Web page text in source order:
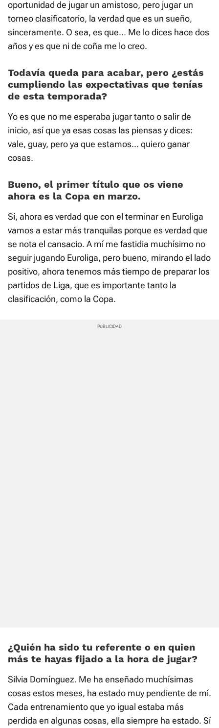
oportunidad de jugar un amistoso, pero jugar un
torneo clasificatorio, la verdad que es un sueño,
sinceramente. O sea, es que... Me lo dices hace dos
años y es que ni de coña me lo creo.
Todavía queda para acabar, pero ¿estás
cumpliendo las expectativas que tenías
de esta temporada?
Yo es que no me esperaba jugar tanto o salir de
inicio, así que ya esas cosas las piensas y dices:
vale, guay, pero ya que estamos... quiero ganar
cosas.
Bueno, el primer título que os viene
ahora es la Copa en marzo.
Sí, ahora es verdad que con el terminar en Euroliga
vamos a estar más tranquilas porque es verdad que
se nota el cansacio. A mí me fastidia muchísimo no
seguir jugando Euroliga, pero bueno, mirando el lado
positivo, ahora tenemos más tiempo de preparar los
partidos de Liga, que es importante tanto la
clasificación, como la Copa.
¿Quién ha sido tu referente o en quien
más te hayas fijado a la hora de jugar?
Silvia Domínguez. Me ha enseñado muchísimas
cosas estos meses, ha estado muy pendiente de mí.
Cada entrenamiento que yo igual estaba más
perdida en algunas cosas, ella siempre ha estado. Sí